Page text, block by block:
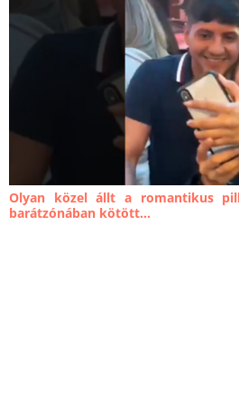
Olyan közel állt a romantikus
barátzónában kötött...